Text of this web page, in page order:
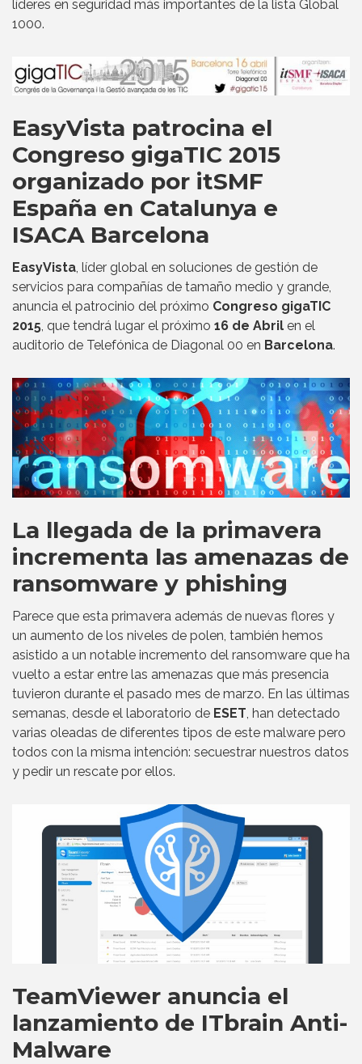
líderes en seguridad más importantes de la lista Global
1000.
EasyVista patrocina el
Congreso gigaTIC 2015
organizado por itSMF
España en Catalunya e
ISACA Barcelona
EasyVista , líder global en soluciones de gestión de
servicios para compañías de tamaño medio y grande,
anuncia el patrocinio del próximo Congreso gigaTIC
2015 , que tendrá lugar el próximo 16 de Abril en el
auditorio de Telefónica de Diagonal 00 en Barcelona.
La llegada de la primavera
incrementa las amenazas de
ransomware y phishing
Parece que esta primavera además de nuevas flores y
un aumento de los niveles de polen, también hemos
asistido a un notable incremento del ransomware que ha
vuelto a estar entre las amenazas que más presencia
tuvieron durante el pasado mes de marzo. En las últimas
semanas, desde el laboratorio de ESET , han detectado
varias oleadas de diferentes tipos de este malware pero
todos con la misma intención: secuestrar nuestros datos
y pedir un rescate por ellos.
TeamViewer anuncia el
lanzamiento de ITbrain Anti-
Malware